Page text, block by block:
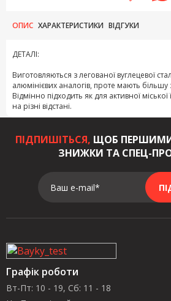
ОПИС ХАРАКТЕРИСТИКИ ВІДГУКИ
ДЕТАЛІ:
Виготовляються з легованої вуглецевої
алюмінієвих аналогів, проте мають більшу
Відмінно підходить як для активної
на різні відстані.
ПІДПИШІТЬСЯ, ЩОБ
ЗНИЖКИ ТА СПЕЦ-
Ваш e-mail*
Графік роботи
Вт-Пт: 10 - 19, Сб: 11 - 18